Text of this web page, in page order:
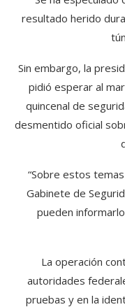
resultado herido
Sin embargo, la
pidió esperar al
quincenal de
desmentido oficial
“Sobre estos
Gabinete de
pueden
La operación
autoridades
pruebas y en la